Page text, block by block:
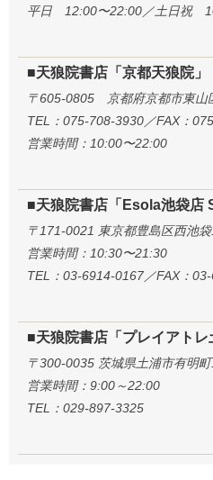
平日 12:00〜22:00／土日祝
■天狼院書店「京都天狼院」
〒605-0805 京都府京都市東山
TEL：075-708-3930／FAX：
営業時間：10:00〜22:00
■天狼院書店「Esola池袋店
〒171-0021 東京都豊島区西池
営業時間：10:30〜21:30
TEL：03-6914-0167／FAX：
■天狼院書店「プレイアトレ
〒300-0035 茨城県土浦市有明
営業時間：9:00～22:00
TEL：029-897-3325